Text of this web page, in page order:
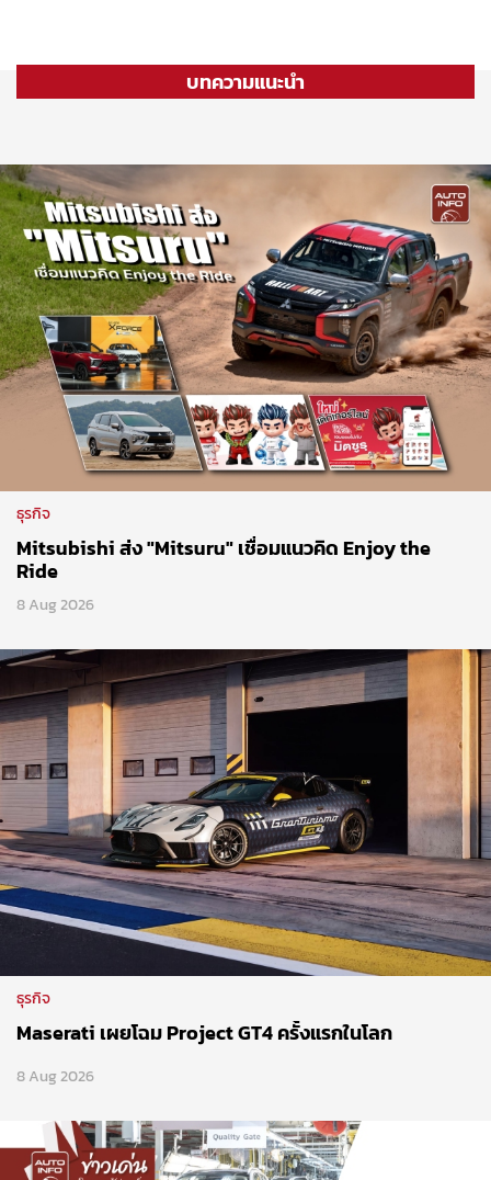
บทความแนะนำ
ธุรกิจ
Mitsubishi ส่ง "Mitsuru" เชื่อมแนวคิด Enjoy the
Ride
8 Aug 2026
ธุรกิจ
Maserati เผยโฉม Project GT4 ครั้งแรกในโลก
8 Aug 2026